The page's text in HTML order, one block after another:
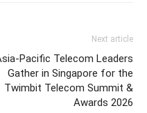
Next article
Pacific Telecom Leaders
Gather in Singapore for the
Twimbit Telecom Summit &
Awards 2026